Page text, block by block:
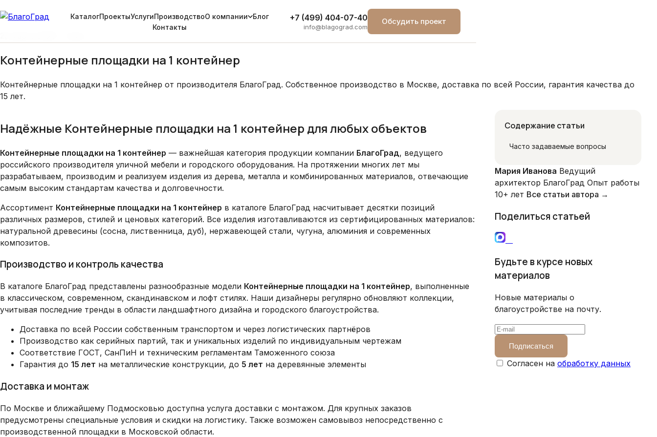
КаталогПроектыУслугиПроизводствоО компании
Блог
Контакты
+7 (499) 404-07-40
info@blagograd.com
Обсудить проект
Smart City
Контейнерные площадки на 1 контейнер
Контейнерные площадки на 1 контейнер от производителя БлагоГрад. Собственное производство в Москве, доставка по всей России, гарантия качества до
15 лет.
Надёжные Контейнерные площадки на 1 контейнер для любых объектов
Контейнерные площадки на 1 контейнер — важнейшая категория продукции компании БлагоГрад, ведущего
российского производителя уличной мебели и городского оборудования. На протяжении многих лет мы
разрабатываем, производим и реализуем изделия из дерева, металла и комбинированных материалов, отвечающие
самым высоким стандартам качества и долговечности.
Ассортимент Контейнерные площадки на 1 контейнер в каталоге БлагоГрад насчитывает десятки позиций
различных размеров, стилей и ценовых категорий. Все изделия изготавливаются из сертифицированных материалов:
натуральной древесины (сосна, лиственница, дуб), нержавеющей стали, чугуна, алюминия и современных
композитов.
Производство и контроль качества
В каталоге БлагоГрад представлены разнообразные модели Контейнерные площадки на 1 контейнер, выполненные
в классическом, современном, скандинавском и лофт стилях. Наши дизайнеры регулярно обновляют коллекции,
учитывая последние тренды в области ландшафтного дизайна и городского благоустройства.
Доставка по всей России собственным транспортом и через логистических партнёров
Производство как серийных партий, так и уникальных изделий по индивидуальным чертежам
Соответствие ГОСТ, СанПиН и техническим регламентам Таможенного союза
Гарантия до 15 лет на металлические конструкции, до 5 лет на деревянные элементы
Доставка и монтаж
По Москве и ближайшему Подмосковью доступна услуга доставки с монтажом. Для крупных заказов
предусмотрены специальные условия и скидки на логистику. Также возможен самовывоз непосредственно с
производственной площадки в Московской области.
Содержание статьи
Часто задаваемые вопросы
Мария Иванова Ведущий
архитектор БлагоГрад Опыт работы
10+ лет Все статьи автора →
Поделиться статьей
Будьте в курсе новых
материалов
Новые материалы о
благоустройстве на почту.
Подписаться
Согласен на обработку данных